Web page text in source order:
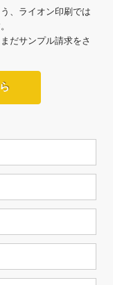
、ライオン印刷では
だサンプル請求をさ